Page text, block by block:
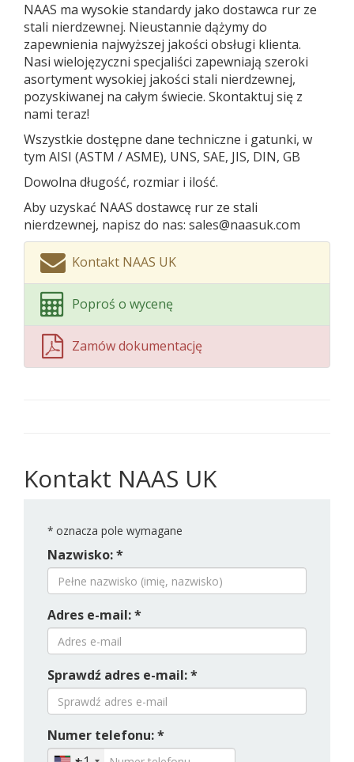
NAAS ma wysokie standardy jako dostawca rur ze
stali nierdzewnej. Nieustannie dążymy do
zapewnienia najwyższej jakości obsługi klienta.
Nasi wielojęzyczni specjaliści zapewniają szeroki
asortyment wysokiej jakości stali nierdzewnej,
pozyskiwanej na całym świecie. Skontaktuj się z
nami teraz!
Wszystkie dostępne dane techniczne i gatunki, w
tym AISI (ASTM / ASME), UNS, SAE, JIS, DIN, GB
Dowolna długość, rozmiar i ilość.
Aby uzyskać NAAS dostawcę rur ze stali
nierdzewnej, napisz do nas: sales@naasuk.com
Kontakt NAAS UK
Poproś o wycenę
Zamów dokumentację
Kontakt NAAS UK
* oznacza pole wymagane
Nazwisko: *
Adres e-mail: *
Sprawdź adres e-mail: *
Numer telefonu: *